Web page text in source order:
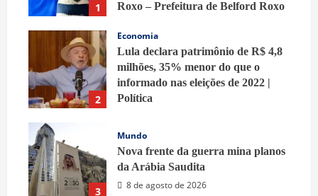
1
Roxo – Prefeitura de Belford Roxo
2
Economia
Lula declara patrimônio de R$ 4,8
milhões, 35% menor do que o
informado nas eleições de 2022 |
Política
3
Mundo
Nova frente da guerra mina planos
da Arábia Saudita
8 de agosto de 2026